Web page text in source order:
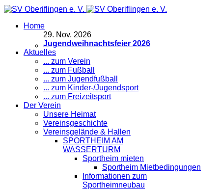
Home
29. Nov. 2026
Jugendweihnachtsfeier 2026
Aktuelles
... zum Verein
... zum Fußball
... zum Jugendfußball
... zum Kinder-/Jugendsport
... zum Freizeitsport
Der Verein
Unsere Heimat
Vereinsgeschichte
Vereinsgelände & Hallen
SPORTHEIM AM
WASSERTURM
Sportheim mieten
Sportheim Mietbedingungen
Informationen zum
Sportheimneubau